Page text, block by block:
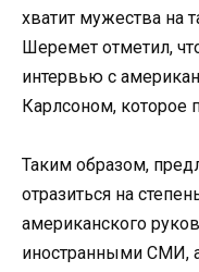
хватит мужества на
Шеремет отметил,
интервью с
Карлсоном, которое
Таким образом,
отразиться на
американского
иностранными СМИ,